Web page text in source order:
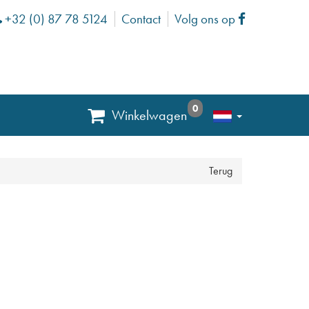
Phone
+32 (0) 87 78 5124 Contact Volg ons op Facebook
Winkelwagen 0
Terug